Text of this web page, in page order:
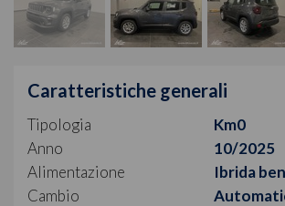
Caratteristiche generali
Tipologia
Km0
Anno
10/2025
Alimentazione
Ibrida
Cambio